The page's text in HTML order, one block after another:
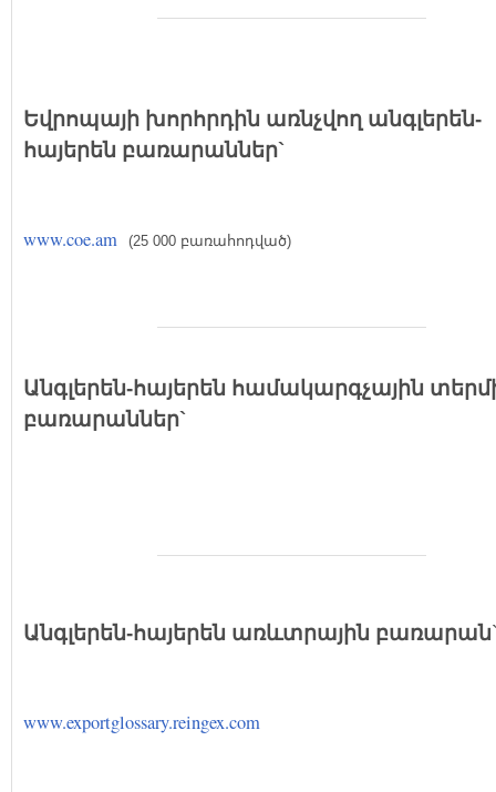
Եվրոպայի խորհրդին առնչվող անգլերեն-
հայերեն բառարաններ`
www.coe.am (25 000 բառահոդված)
Անգլերեն-հայերեն համակարգչային
բառարաններ`
Անգլերեն-հայերեն առևտրային բառարան
www.exportglossary.reingex.com